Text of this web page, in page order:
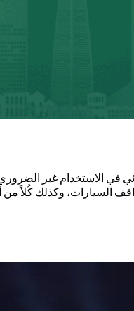
الاستخدام غير الضروري
السيارات، وكذلك كُلاً من